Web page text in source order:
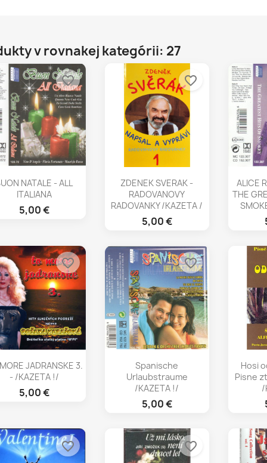
v rovnakej kategórii: 27
Rýchly náhľad
NATALE - ALL
ITALIANA
5,00 €
favorite_border
Rýchly náhľad
ZDENEK SVERAK -
RADOVANOVY
RADOVANKY /KAZETA /
5,00 €
favorite_border

ALICE
THE
Rýchly náhľad
JADRANSKE 3.
- /KAZETA !/
5,00 €
favorite_border
Rýchly náhľad
Spanische
Urlaubstraume
/KAZETA !/
5,00 €
favorite_border

Hosi
Pisne
/
favorite_border favorite_border